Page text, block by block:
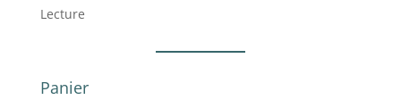
e
Lecture
Panier